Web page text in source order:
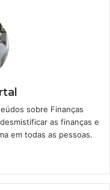
sobre Finanças
as finanças e
em todas as pessoas.